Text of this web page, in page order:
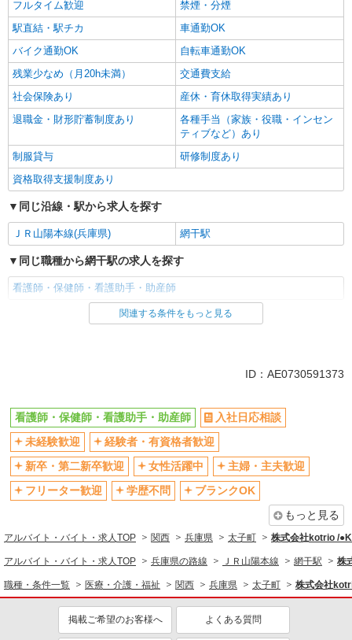
フルタイム歓迎
禁煙・分煙
駅直結・駅チカ
車通勤OK
バイク通勤OK
自転車通勤OK
残業少なめ（月20h未満）
交通費支給
社会保険あり
産休・育休取得実績あり
退職金・財形貯蓄制度あり
各種手当（家族・役職・インセン
ティブなど）あり
制服貸与
研修制度あり
資格取得支援制度あり
同じ沿線・駅から求人を探す
ＪＲ山陽本線(兵庫県) 網干駅
同じ職種から網干駅の求人を探す
看護師・保健師・看護助手・助産師
同じ雇用形態から網干駅の求人を探す
経験者・有資格者歓迎
新卒・第二新卒歓迎
女性活躍中
主婦・主夫歓迎
フリーター歓迎
学歴不問
ブランクOK
ミドル（40代～）活躍中
シニア（60代～）活躍中
高収入・高額
ボーナス・賞与あり
昇給あり
完全週休2日制
フルタイム歓迎
禁煙・分煙
駅直結・駅チカ
車通勤OK
バイク通勤OK
自転車通勤OK
関連する条件をもっと見る
ID：AE0730591373
看護師・保健師・看護助手・助産師
入社日応相談
未経験歓迎
経験者・有資格者歓迎
新卒・第二新卒歓迎
女性活躍中
主婦・主夫歓迎
フリーター歓迎
学歴不問
ブランクOK
もっと見る
アルバイト・バイト・求人TOP 関西 兵庫県 太子町 株式会社kotrio /
アルバイト・バイト・求人TOP 兵庫県の路線 ＪＲ山陽本線 網干駅 株
職種・条件一覧 医療・介護・福祉 関西 兵庫県 太子町 株式会社
掲載ご希望のお客様へ よくある質問